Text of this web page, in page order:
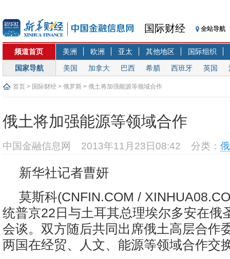
国际财经 全站导航
频道首页 美洲 欧洲 亚太 其他地区
国际组织
国家导航
美国 加拿大 巴西 希腊 西班牙 英国
首页 > 国际财经 > 俄罗斯 > 俄土将加强能源等领域合作
俄土将加强能源等领域合作
中国金融信息网 2013年11月23日08:42 分类：
新华社记者曹妍
莫斯科(CNFIN.COM /
统普京22日与土耳其总理埃尔多安在俄
会谈。双方随后共同出席俄土高层合作
两国在经贸、人文、能源等领域合作交